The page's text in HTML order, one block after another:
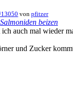
vonpfitzer
Salmoniden beizen
auch mal wieder
und Zucker